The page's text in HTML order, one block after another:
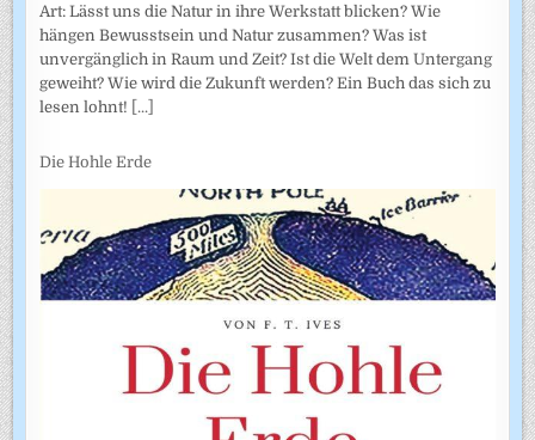
Art: Lässt uns die Natur in ihre Werkstatt blicken? Wie
hängen Bewusstsein und Natur zusammen? Was ist
unvergänglich in Raum und Zeit? Ist die Welt dem Untergang
geweiht? Wie wird die Zukunft werden? Ein Buch das sich zu
lesen lohnt! [...]
Die Hohle Erde